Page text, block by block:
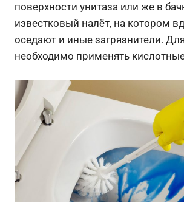
поверхности унитаза или же в
известковый налёт, на котором
оседают и иные загрязнители.
необходимо применять